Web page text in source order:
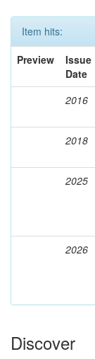
Item hits:
Preview
Issue
Date
2016
2018
2025
2026
Discover